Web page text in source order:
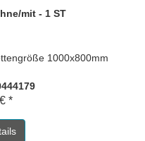
mit - 1 ST
1000x800mm
*